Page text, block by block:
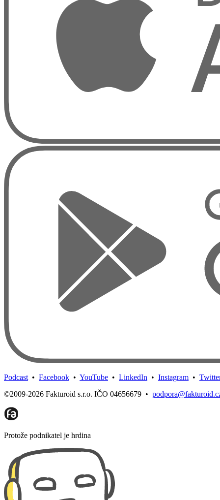
Podcast • Facebook • YouTube • LinkedIn • Instagram •
©2009-2026 Fakturoid s.r.o. IČO 04656679 •
Protože podnikatel je hrdina